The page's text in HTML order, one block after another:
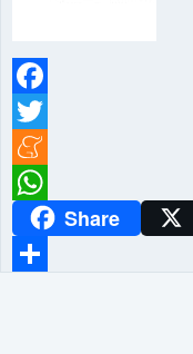
Facebook
Twitter
Meneame
WhatsAppShare